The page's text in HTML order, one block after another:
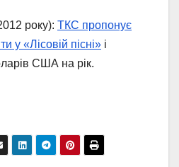
року): ТКС пропонує
у «Лісовій пісні» і
США на рік.